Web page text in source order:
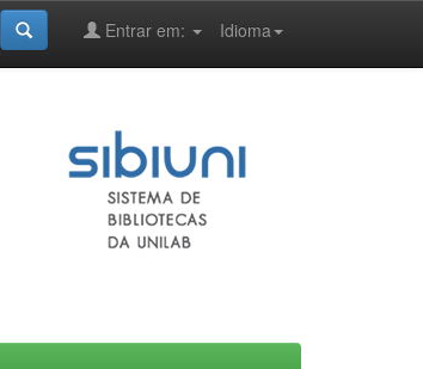
Idioma
Entrar em: